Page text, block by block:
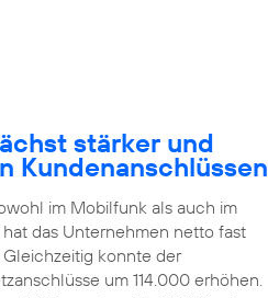
stärker und
Kundenanschlüssen
im Mobilfunk als auch im
das Unternehmen netto fast
konnte der
um 114.000 erhöhen.